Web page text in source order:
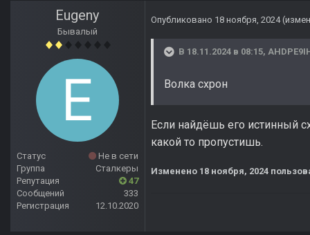
Eugeny
Бывалый
Статус
Не в сети
Группа
Сталкеры
Репутация
47
Сообщений
333
Регистрация
12.10.2020
Опубликовано 18 ноября, 2024
В 18.11.2024 в 08:15,
Волка схрон
Если найдёшь его истинный
какой то пропустишь.
Изменено 18 ноября, 2024